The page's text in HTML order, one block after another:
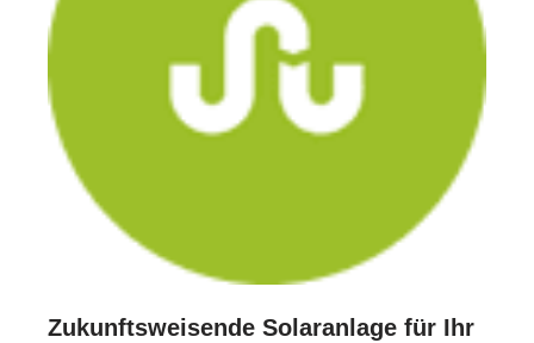
Zukunftsweisende Solaranlage für Ihr